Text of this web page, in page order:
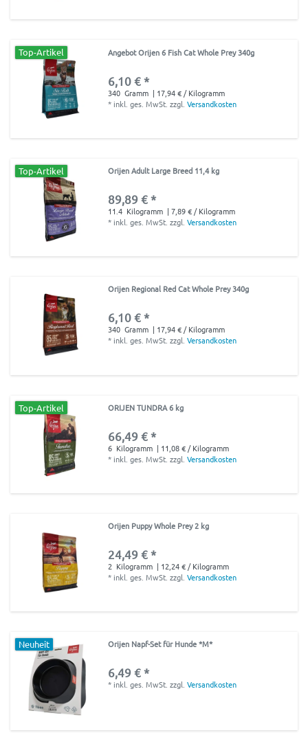
Top-Artikel Angebot Orijen 6 Fish Cat Whole Prey 340g
6,10 € *
340 Gramm | 17,94 € / Kilogramm
* inkl. ges. MwSt. zzgl.Versandkosten
Top-Artikel Orijen Adult Large Breed 11,4 kg
89,89 € *
11.4 Kilogramm | 7,89 € / Kilogramm
* inkl. ges. MwSt. zzgl.Versandkosten
Orijen Regional Red Cat Whole Prey 340g
6,10 € *
340 Gramm | 17,94 € / Kilogramm
* inkl. ges. MwSt. zzgl.Versandkosten
Top-Artikel ORIJEN TUNDRA 6 kg
66,49 € *
6 Kilogramm | 11,08 € / Kilogramm
* inkl. ges. MwSt. zzgl.Versandkosten
Orijen Puppy Whole Prey 2 kg
24,49 € *
2 Kilogramm | 12,24 € / Kilogramm
* inkl. ges. MwSt. zzgl.Versandkosten
Neuheit Orijen Napf-Set für Hunde *M*
6,49 € *
* inkl. ges. MwSt. zzgl.Versandkosten